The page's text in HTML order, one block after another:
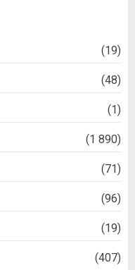
(19)
(48)
(1)
(1 890)
(71)
(96)
(19)
(407)